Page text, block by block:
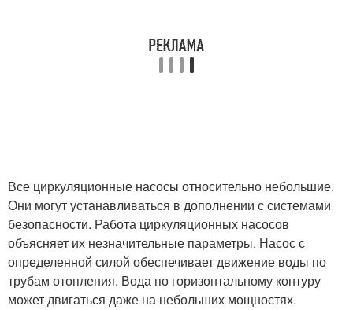
Все циркуляционные насосы относительно небольшие.
Они могут устанавливаться в дополнении с системами
безопасности. Работа циркуляционных насосов
объясняет их незначительные параметры. Насос с
определенной силой обеспечивает движение воды по
трубам отопления. Вода по горизонтальному контуру
может двигаться даже на небольших мощностях.